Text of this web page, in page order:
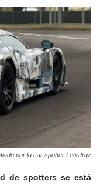
por la car spotter Letirdrgz
de spotters se está